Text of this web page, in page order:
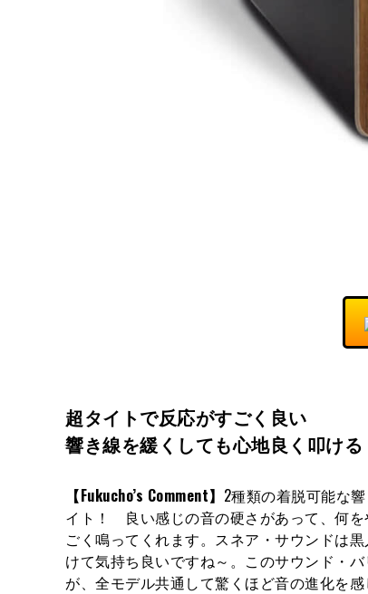
超タイトで反応がすごく良い
響き線を緩くしても心地良く叩ける
【Fukucho’s Comment】 2種類の着脱可能な
イト！ 良い感じの音の硬さがあって、何
ごく鳴ってくれます。スネア・サウンドは
けて気持ち良いですね～。このサウンド・
が、全モデル共通して驚くほど音の進化を感